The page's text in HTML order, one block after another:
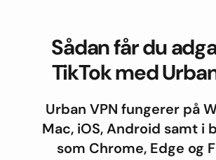
Sådan får du
TikTok med
Urban VPN fungerer på
Mac, iOS, Android samt i
som Chrome, Edge og